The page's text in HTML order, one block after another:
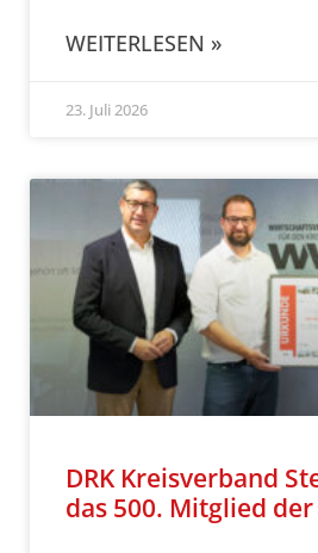
WEITERLESEN »
23. Juli 2026
DRK Kreisverband
das 500. Mitglied der